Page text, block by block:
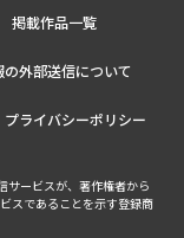
掲載作品一覧
外部送信について
プライバシーポリシー
サービスが、著作権者から
スであることを示す登録商